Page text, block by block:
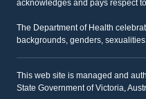
acknowledges and pays respect
The Department of Health
backgrounds, genders,
This web site is managed and
State Government of Victoria,